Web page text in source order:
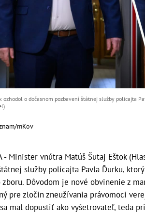
ozhodol o dočasnom pozbavení štátnej služby policajta
mKov
- Minister vnútra Matúš Šutaj Eštok
služby policajta Pavla Ďurku,
zboru. Dôvodom je nové obvinenie z
pre zločin zneužívania právomoci
mal dopustiť ako vyšetrovateľ, teda